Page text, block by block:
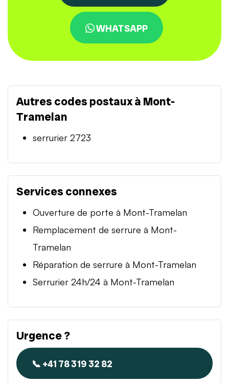
WHATSAPP
Autres codes postaux à Mont-
Tramelan
serrurier 2723
Services connexes
Ouverture de porte à Mont-Tramelan
Remplacement de serrure à Mont-
Tramelan
Réparation de serrure à Mont-Tramelan
Serrurier 24h/24 à Mont-Tramelan
Urgence ?
📞 +41 78 319 32 82